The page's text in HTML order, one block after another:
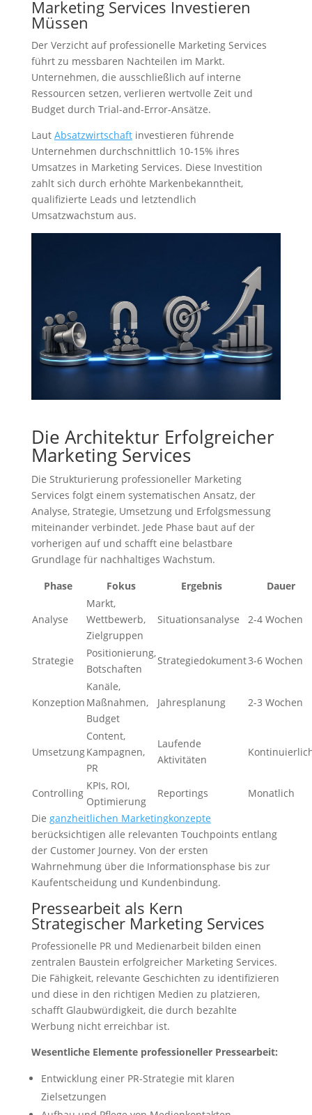
Marketing Services Investieren
Müssen
Der Verzicht auf professionelle Marketing Services
führt zu messbaren Nachteilen im Markt.
Unternehmen, die ausschließlich auf interne
Ressourcen setzen, verlieren wertvolle Zeit und
Budget durch Trial-and-Error-Ansätze.
Laut Absatzwirtschaftinvestieren führende
Unternehmen durchschnittlich 10-15% ihres
Umsatzes in Marketing Services. Diese Investition
zahlt sich durch erhöhte Markenbekanntheit,
qualifizierte Leads und letztendlich
Umsatzwachstum aus.
Die Architektur Erfolgreicher
Marketing Services
Die Strukturierung professioneller Marketing
Services folgt einem systematischen Ansatz, der
Analyse, Strategie, Umsetzung und Erfolgsmessung
miteinander verbindet. Jede Phase baut auf der
vorherigen auf und schafft eine belastbare
Grundlage für nachhaltiges Wachstum.
Phase
Fokus Ergebnis Dauer
Analyse
Markt,
Wettbewerb,
Zielgruppen
Situationsanalyse 2-4 Wochen
Strategie
Positionierung,
Botschaften
Strategiedokument3-6 Wochen
Konzeption
Kanäle,
Maßnahmen,
Budget
Jahresplanung 2-3 Wochen
Umsetzung
Content,
Kampagnen,
PR
Laufende
Aktivitäten
Controlling
KPIs, ROI,
Optimierung
Reportings
Monatlich
Die ganzheitlichen Marketingkonzepte
berücksichtigen alle relevanten Touchpoints entlang
der Customer Journey. Von der ersten
Wahrnehmung über die Informationsphase bis zur
Kaufentscheidung und Kundenbindung.
Pressearbeit als Kern
Strategischer Marketing Services
Professionelle PR und Medienarbeit bilden einen
zentralen Baustein erfolgreicher Marketing Services.
Die Fähigkeit, relevante Geschichten zu identifizieren
und diese in den richtigen Medien zu platzieren,
schafft Glaubwürdigkeit, die durch bezahlte
Werbung nicht erreichbar ist.
Wesentliche Elemente professioneller Pressearbeit:
Entwicklung einer PR-Strategie mit klaren
Zielsetzungen